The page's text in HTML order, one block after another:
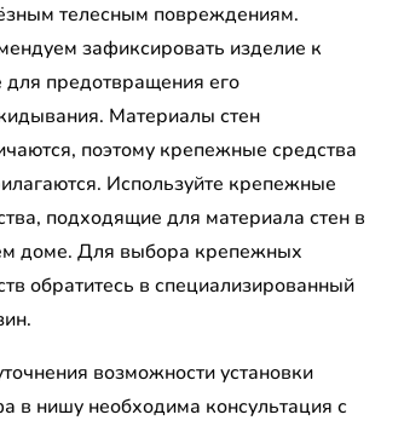
телесным повреждениям.
зафиксировать изделие к
для предотвращения его
Материалы стен
поэтому крепежные средства
Используйте крепежные
подходящие для материала стен в
доме. Для выбора крепежных
обратитесь в специализированный
возможности установки
в нишу необходима консультация с